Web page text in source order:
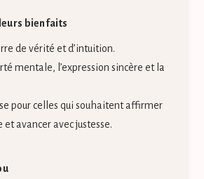
bienfaits
de vérité et d’intuition.
mentale, l’expression sincère et la
pour celles qui souhaitent affirmer
et avancer avec justesse.